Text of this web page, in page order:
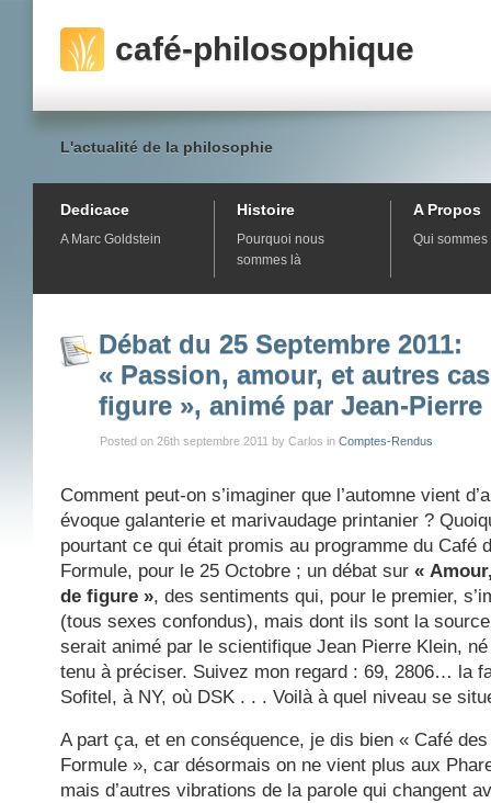
café-philosophique
L'actualité de la philosophie
Dedicace
A Marc Goldstein
Histoire
Pourquoi nous
sommes là
A Propos
Qui sommes
Débat du 25 Septembre 2011:
« Passion, amour, et autres
figure », animé par Jean-
Posted on 26th septembre 2011 by Carlos in Comptes-Rendus
Comment peut-on s’imaginer que l’automne vient
évoque galanterie et marivaudage printanier ?
pourtant ce qui était promis au programme du Café
Formule, pour le 25 Octobre ; un débat sur «
de figure », des sentiments qui, pour le premier,
(tous sexes confondus), mais dont ils sont la
serait animé par le scientifique Jean Pierre Klein,
tenu à préciser. Suivez mon regard : 69, 2806… la
Sofitel, à NY, où DSK . . . Voilà à quel niveau se
A part ça, et en conséquence, je dis bien « Café
Formule », car désormais on ne vient plus aux
mais d’autres vibrations de la parole qui changent